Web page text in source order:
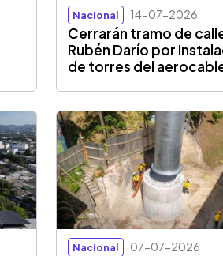
Nacional 14-07-2026
Cerrarán tramo de
Rubén Darío por
de torres del
Nacional 07-07-2026